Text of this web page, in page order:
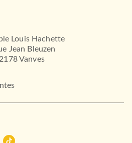
Louis Hachette
Jean Bleuzen
Vanves